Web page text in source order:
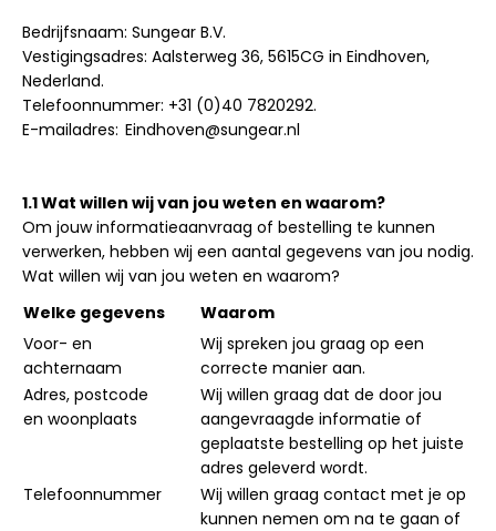
Bedrijfsnaam: Sungear B.V.
Vestigingsadres: Aalsterweg 36, 5615CG in Eindhoven,
Nederland.
Telefoonnummer: +31 (0)40 7820292.
E-mailadres: Eindhoven@sungear.nl
1.1 Wat willen wij van jou weten en waarom?
Om jouw informatieaanvraag of bestelling te kunnen
verwerken, hebben wij een aantal gegevens van jou nodig.
Wat willen wij van jou weten en waarom?
Welke gegevens
Waarom
Voor- en
achternaam
Wij spreken jou graag op een
correcte manier aan.
Adres, postcode
en woonplaats
Wij willen graag dat de door jou
aangevraagde informatie of
geplaatste bestelling op het juiste
adres geleverd wordt.
Telefoonnummer
Wij willen graag contact met je op
kunnen nemen om na te gaan of